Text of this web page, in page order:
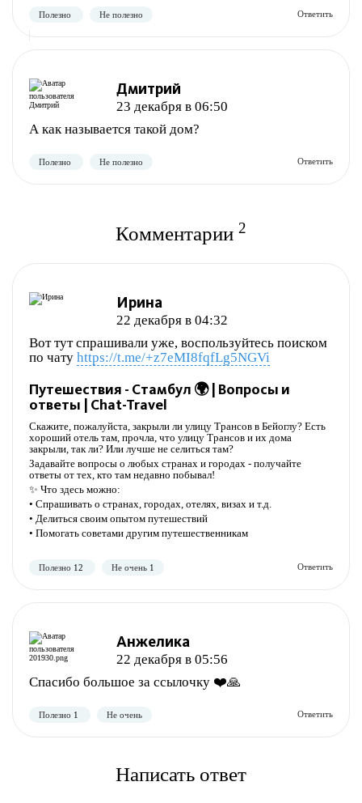
Полезно Не полезно
Дмитрий
23 декабря в 06:50
А как называется такой дом?
Комментарии 2
Ирина
22 декабря в 04:32
Вот тут спрашивали уже, воспользуйтесь поиском
по чату https://t.me/+z7eMI8fqfLg5NGVi
Путешествия - Стамбул 🌍 | Вопросы и
ответы | Chat-Travel
Скажите, пожалуйста, закрыли ли улицу Трансов в Бейоглу? Есть
хороший отель там, прочла, что улицу Трансов и их дома
закрыли, так ли? Или лучше не селиться там?
Задавайте вопросы о любых странах и городах - получайте
ответы от тех, кто там недавно побывал!
✨ Что здесь можно:
• Спрашивать о странах, городах, отелях, визах и т.д.
• Делиться своим опытом путешествий
• Помогать советами другим путешественникам
Анжелика
22 декабря в 05:56
Спасибо большое за ссылочку ❤️🙏
Написать ответ